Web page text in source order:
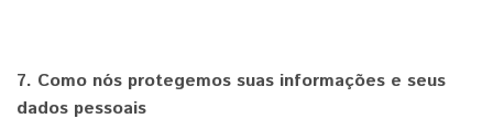
7. Como nós protegemos suas informações e seus
dados pessoais